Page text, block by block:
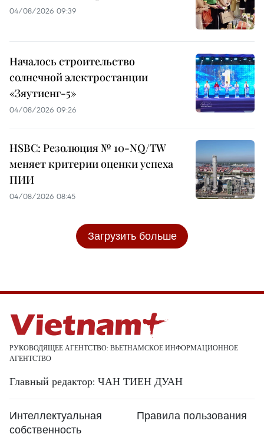
04/08/2026 09:39
Началось строительство
солнечной электростанции
«Зяутиенг-5»
04/08/2026 09:26
HSBC: Резолюция № 10-NQ/TW
меняет критерии оценки успеха
ПИИ
04/08/2026 08:45
Загрузить больше
РУКОВОДЯЩЕЕ АГЕНТСТВО: ВЬЕТНАМСКОЕ ИНФОРМАЦИОННОЕ
АГЕНТСТВО
Главный редактор: ЧАН ТИЕН ДУАН
Интеллектуальная
собственность
Правила пользования